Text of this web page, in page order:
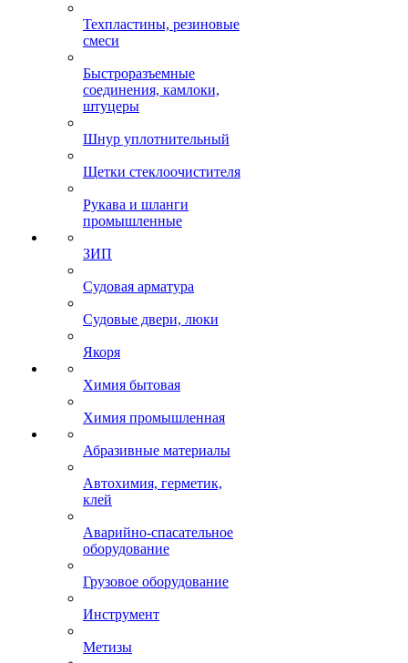
Техпластины, резиновые
смеси
Быстроразъемные
соединения, камлоки,
штуцеры
Шнур уплотнительный
Щетки стеклоочистителя
Рукава и шланги
промышленные
ЗИП
Судовая арматура
Судовые двери, люки
Якоря
Химия бытовая
Химия промышленная
Абразивные материалы
Автохимия, герметик,
клей
Аварийно-спасательное
оборудование
Грузовое оборудование
Инструмент
Метизы